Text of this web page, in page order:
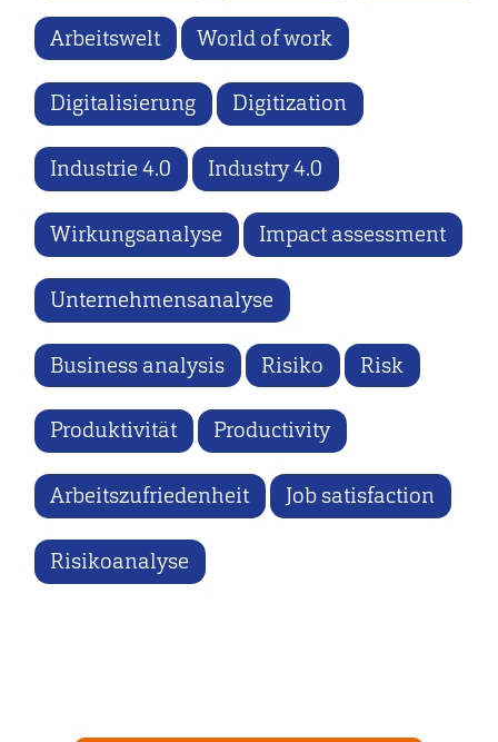
Arbeitswelt World of work
Digitalisierung Digitization
Industrie 4.0 Industry 4.0
Wirkungsanalyse Impact assessment
Unternehmensanalyse
Business analysis Risiko Risk
Produktivität Productivity
Arbeitszufriedenheit Job satisfaction
Risikoanalyse